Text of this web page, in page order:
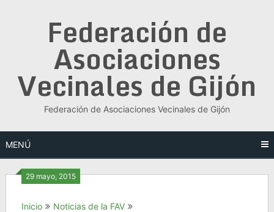
Federación de
Asociaciones
Vecinales de Gijón
Federación de Asociaciones Vecinales de Gijón
MENÚ
29 mayo, 2015
Inicio
Noticias de la FAV